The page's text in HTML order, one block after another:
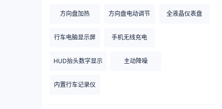
方向盘加热 方向盘电动调节 全液晶仪表盘
行车电脑显示屏 手机无线充电
HUD抬头数字显示 主动降噪
内置行车记录仪